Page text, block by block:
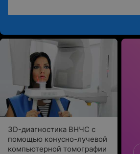
3D-диагностика ВНЧС с
помощью конусно-лучевой
компьютерной томографии